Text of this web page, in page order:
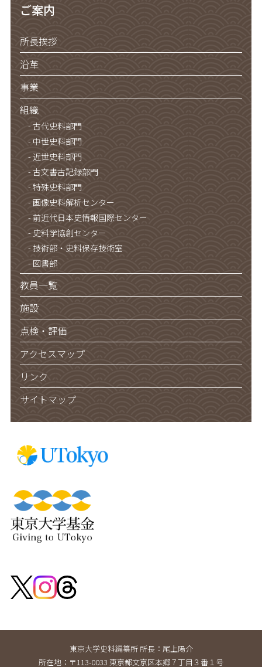
ご案内
所長挨拶
沿革
事業
組織
古代史料部門
中世史料部門
近世史料部門
古文書古記録部門
特殊史料部門
画像史料解析センター
前近代日本史情報国際センター
史料学協創センター
技術部・史料保存技術室
図書部
教員一覧
施設
点検・評価
アクセスマップ
リンク
サイトマップ
東京大学史料編纂所 所長：尾上陽介
所在地：〒113-0033 東京都文京区本郷７丁目３番１号